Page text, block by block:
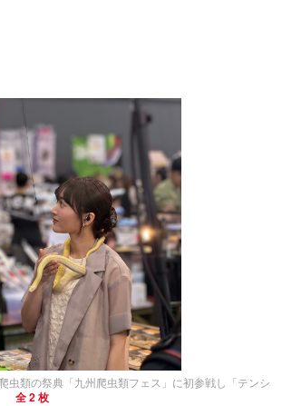
虫類の祭典「九州爬虫類フェス」に初参戦し「テンシ
全 2 枚